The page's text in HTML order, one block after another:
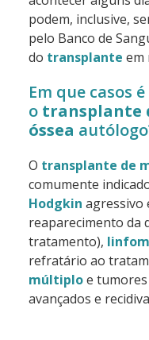
podem, inclusive,
pelo Banco de
do transplante em
Em que casos
o transplante
óssea
O transplante de
comumente
Hodgkin agressivo
reaparecimento da
tratamento),
refratário ao
múltiploe tumores
avançados e